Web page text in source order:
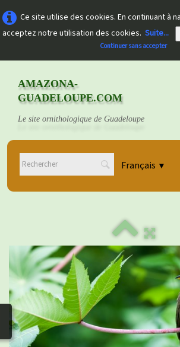
Ce site utilise des cookies. En continuant à
acceptez notre utilisation des cookies. Suite...
Continuer sans accepter
AMAZONA-
GUADELOUPE.COM
Le site ornithologique de Guadeloupe
Français ▼
Accueil
Documents▼
photos▼
Nos activités▼
Adhérer/faire un don